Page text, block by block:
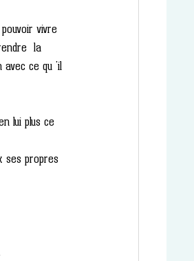
vivre
la
avec ce qu 'il
lui plus ce
ses propres